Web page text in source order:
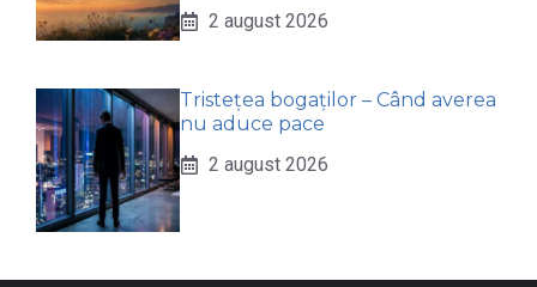
2 august 2026
Tristețea bogaților – Când averea
nu aduce pace
2 august 2026